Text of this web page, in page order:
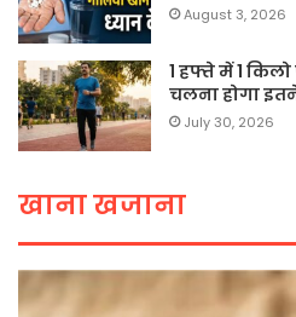
August 3, 2026
1 हफ्ते में 1
चलना होगा
July 30, 2026
खाना खजाना